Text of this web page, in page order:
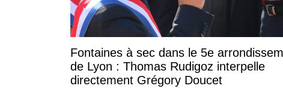
Fontaines à sec dans le 5e
de Lyon : Thomas Rudigoz interpelle
directement Grégory Doucet